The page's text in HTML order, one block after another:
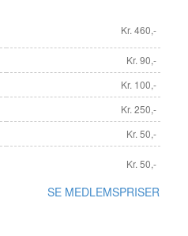
Kr. 460,-
Kr. 90,-
Kr. 100,-
Kr. 250,-
Kr. 50,-
Kr. 50,-
SE MEDLEMSPRISER